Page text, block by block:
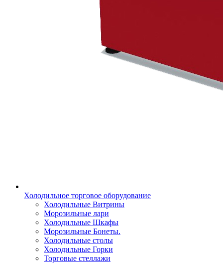
Холодильное торговое оборудование
Холодильные Витрины
Морозильные лари
Холодильные Шкафы
Морозильные Бонеты.
Холодильные столы
Холодильные Горки
Торговые стеллажи